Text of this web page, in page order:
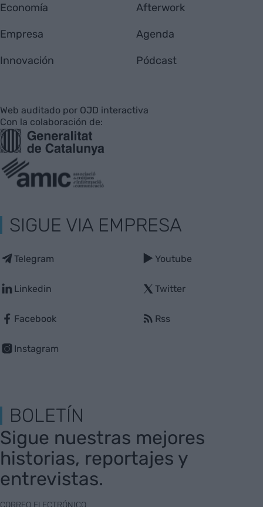
Economía
Empresa
Innovación
Afterwork
Agenda
Pódcast
Web auditado por OJD interactiva
Con la colaboración de:
SIGUE VIA EMPRESA
Telegram
Linkedin
Facebook
Instagram
Youtube
Twitter
Rss
BOLETÍN
Sigue nuestras mejores
historias, reportajes y
entrevistas.
CORREO ELECTRÓNICO